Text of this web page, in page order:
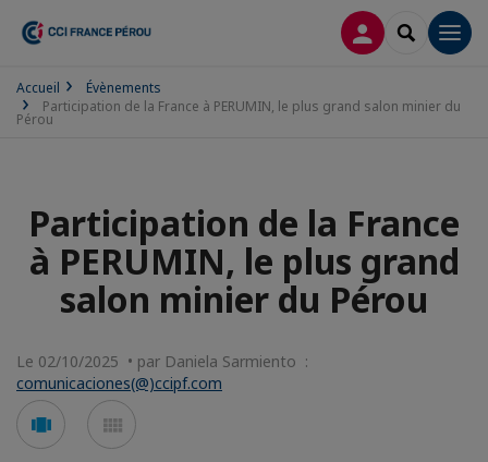
CONNEXION
Accueil
Évènements
Participation de la France à PERUMIN, le plus grand salon minier du
Pérou
Participation de la France
à PERUMIN, le plus grand
salon minier du Pérou
Le 02/10/2025 • par Daniela Sarmiento :
comunicaciones(@)ccipf.com
Voir
en
en